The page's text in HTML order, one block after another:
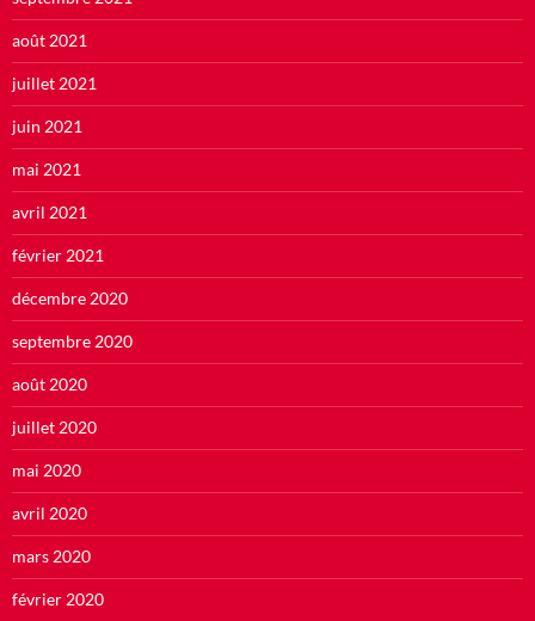
août 2021
juillet 2021
juin 2021
mai 2021
avril 2021
février 2021
décembre 2020
septembre 2020
août 2020
juillet 2020
mai 2020
avril 2020
mars 2020
février 2020